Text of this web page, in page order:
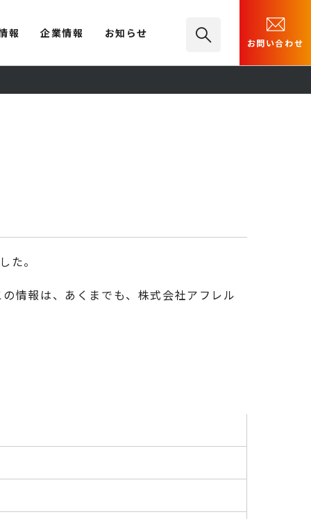
報 企業情報 お知らせ
お問い合わせ
。
情報は、あくまでも、株式会社アフレル